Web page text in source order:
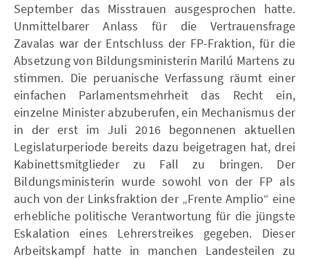
September das Misstrauen ausgesprochen hatte.
Unmittelbarer Anlass für die Vertrauensfrage
Zavalas war der Entschluss der FP-Fraktion, für die
Absetzung von Bildungsministerin Marilú Martens zu
stimmen. Die peruanische Verfassung räumt einer
einfachen Parlamentsmehrheit das Recht ein,
einzelne Minister abzuberufen, ein Mechanismus der
in der erst im Juli 2016 begonnenen aktuellen
Legislaturperiode bereits dazu beigetragen hat, drei
Kabinettsmitglieder zu Fall zu bringen. Der
Bildungsministerin wurde sowohl von der FP als
auch von der Linksfraktion der „Frente Amplio“ eine
erhebliche politische Verantwortung für die jüngste
Eskalation eines Lehrerstreikes gegeben. Dieser
Arbeitskampf hatte in manchen Landesteilen zu